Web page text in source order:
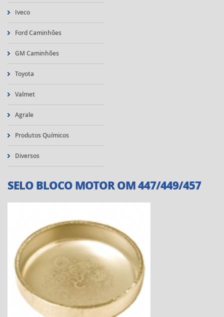
Iveco
Ford Caminhões
GM Caminhões
Toyota
Valmet
Agrale
Produtos Químicos
Diversos
SELO BLOCO MOTOR OM 447/449/457